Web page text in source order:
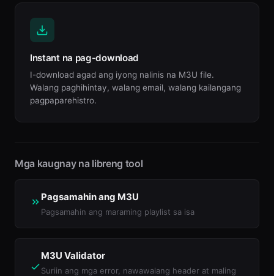
Instant na pag-download
I-download agad ang iyong nalinis na M3U file.
Walang paghihintay, walang email, walang kailangang
pagpaparehistro.
Mga kaugnay na libreng tool
Pagsamahin ang M3U
Pagsamahin ang maraming playlist sa isa
M3U Validator
Suriin ang mga error, nawawalang header at maling